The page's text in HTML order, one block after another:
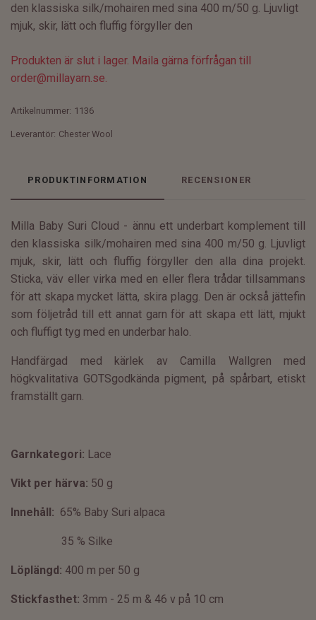
den klassiska silk/mohairen med sina 400 m/50 g. Ljuvligt
mjuk, skir, lätt och fluffig förgyller den
Produkten är slut i lager. Maila gärna förfrågan till
order@millayarn.se.
Artikelnummer: 1136
Leverantör: Chester Wool
PRODUKTINFORMATION RECENSIONER
Milla Baby Suri Cloud - ännu ett underbart komplement till
den klassiska silk/mohairen med sina 400 m/50 g. Ljuvligt
mjuk, skir, lätt och fluffig förgyller den alla dina projekt.
Sticka, väv eller virka med en eller flera trådar tillsammans
för att skapa mycket lätta, skira plagg. Den är också jättefin
som följetråd till ett annat garn för att skapa ett lätt, mjukt
och fluffigt tyg med en underbar halo.
Handfärgad med kärlek av Camilla Wallgren med
högkvalitativa GOTSgodkända pigment, på spårbart, etiskt
framställt garn.
Garnkategori: Lace
Vikt per härva: 50 g
Innehåll: 65% Baby Suri alpaca
35 % Silke
Löplängd: 400 m per 50 g
Stickfasthet: 3mm - 25 m & 46 v på 10 cm